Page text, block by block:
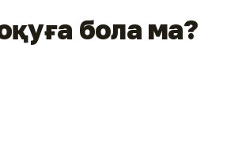
бола ма?